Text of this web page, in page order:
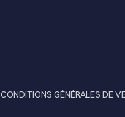
CONDITIONS GÉNÉRALES DE